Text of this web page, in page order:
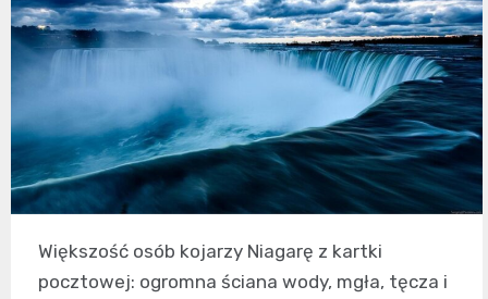
Większość osób kojarzy Niagarę z kartki
pocztowej: ogromna ściana wody, mgła, tęcza i